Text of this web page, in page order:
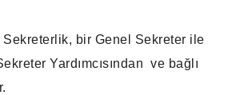
Sekreterlik, bir Genel Sekreter ile
Yardımcısından ve bağlı